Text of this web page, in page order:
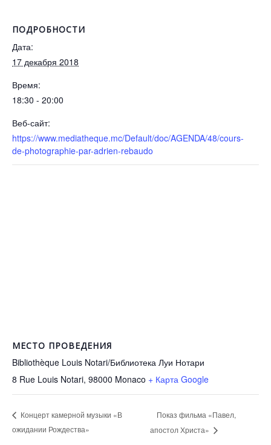
ПОДРОБНОСТИ
Дата:
17 декабря 2018
Время:
18:30 - 20:00
Веб-сайт:
https://www.mediatheque.mc/Default/doc/AGENDA/48/cours-
de-photographie-par-adrien-rebaudo
МЕСТО ПРОВЕДЕНИЯ
Bibliothèque Louis Notari/Библиотека Луи Нотари
8 Rue Louis Notari, 98000 Monaco + Карта Google
Концерт камерной музыки «В
ожидании Рождества»
Показ фильма «Павел,
апостол Христа»